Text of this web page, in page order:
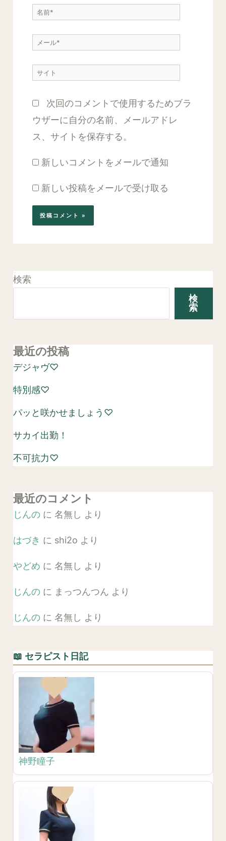
入
名
メ
ル
サ
ト
次回のコメントで使用するためブラ
ウザーに自分の名前、メールアドレ
ス、サイトを保存する。
新しいコメントをメールで通知
新しい投稿をメールで受け取る
検索
検
索
最近の投稿
デジャヴ♡
特別感♡
パッと咲かせましょう♡
サカイ出勤！
不可抗力♡
最近のコメント
じんのに 名無し より
はづき に shi2o より
やどめ に 名無し より
じんのに まっつんつん より
じんのに 名無し より
📖 セラピスト日記
神野瞳子